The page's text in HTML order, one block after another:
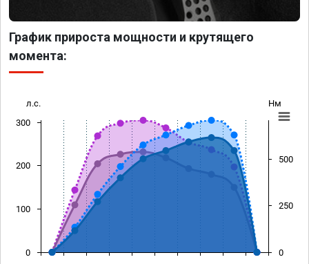
График прироста мощности и крутящего
момента:
л.с. Нм
0
100
200
300
0
250
500